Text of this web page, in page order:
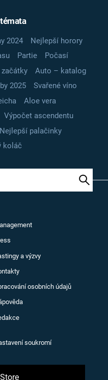
2024
Nejlepší horory
Partie
Počasí
začátky
Auto – katalog
2025
Svařené víno
Aloe vera
Výpočet ascendentu
Nejlepší palačinky
koláč
a výzvy
osobních údajů
soukromí